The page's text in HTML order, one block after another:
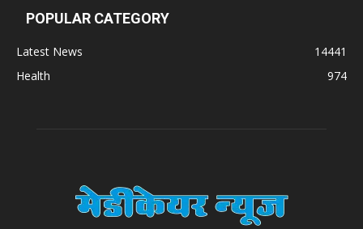
POPULAR CATEGORY
Latest News
14441
Health
974